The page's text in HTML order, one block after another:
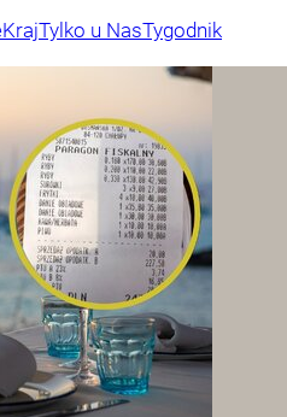
KrajTylko u NasTygodnik